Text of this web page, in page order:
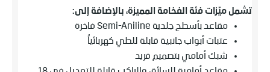
تشمل ميّزات فئة الفخامة المميزة، بالإضافة إلى:
مقاعد بأسطح جلدية Semi-Aniline فاخرة
عتبات أبواب جانبية قابلة للطي كهربائياً
شبك أمامي بتصميم فريد